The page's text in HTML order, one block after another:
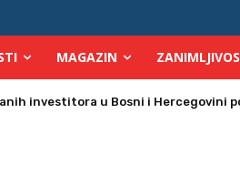
MAGAZIN
povećan broj požara u TK